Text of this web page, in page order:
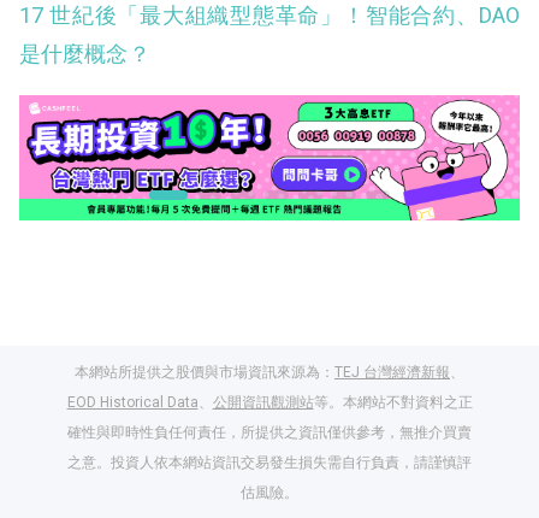
17 世紀後「最大組織型態革命」！智能合約、DAO
是什麼概念？
本網站所提供之股價與市場資訊來源為： TEJ 台灣經濟新報、
EOD Historical Data、 公開資訊觀測站等。本網站不對資料之正
確性與即時性負任何責任，所提供之資訊僅供參考，無推介買賣
之意。投資人依本網站資訊交易發生損失需自行負責，請謹慎評
估風險。